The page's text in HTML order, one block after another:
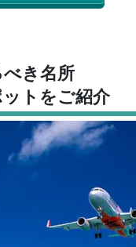
き名所
トをご紹介